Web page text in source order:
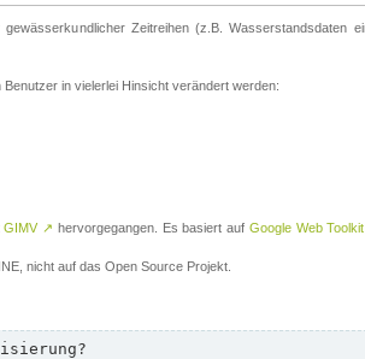
Zeitreihen (z.B. Wasserstandsdaten
in vielerlei Hinsicht verändert werden:
GIMV ↗ hervorgegangen. Es basiert auf Google Web Toolkit
nicht auf das Open Source Projekt.